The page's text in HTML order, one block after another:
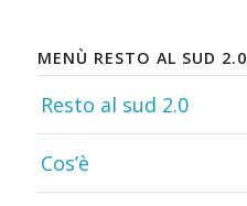
MENÙ RESTO AL SUD 2.0
Resto al sud 2.0
Cos’è